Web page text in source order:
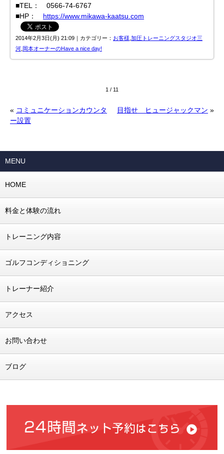
■TEL： 0566-74-6767
■HP： https://www.mikawa-kaatsu.com
2014年2月3日(月) 21:09｜カテゴリー： お客様,加圧トレーニングスタジオ三
河, 岡本オーナーのHave a nice day!
1 / 11
« コミュニケーションカウンタ
ー設置
目指せ ヒュージャックマン »
MENU
HOME
料金と体験の流れ
トレーニング内容
ゴルフコンディショニング
トレーナー紹介
アクセス
お問い合わせ
ブログ